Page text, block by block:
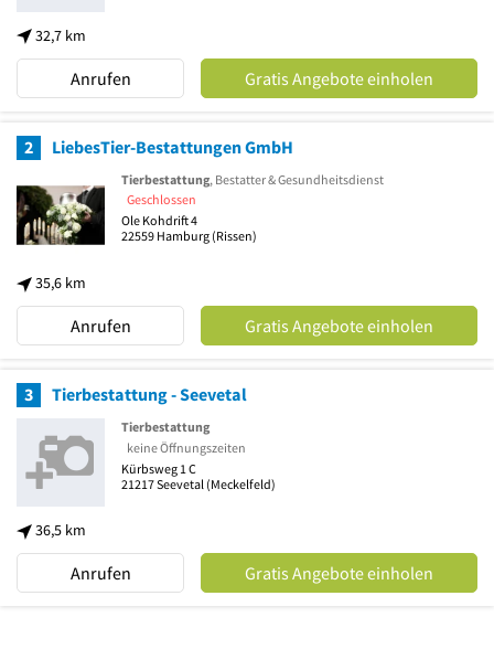
32,7 km
Anrufen Gratis Angebote einholen
2 LiebesTier-Bestattungen GmbH
35,6 km
Tierbestattung, Bestatter & Gesundheitsdienst
Geschlossen
Ole Kohdrift 4
22559 Hamburg (Rissen)
Anrufen Gratis Angebote einholen
3 Tierbestattung - Seevetal
36,5 km
Tierbestattung
keine Öffnungszeiten
Kürbsweg 1 C
21217Seevetal (Meckelfeld)
Anrufen Gratis Angebote einholen